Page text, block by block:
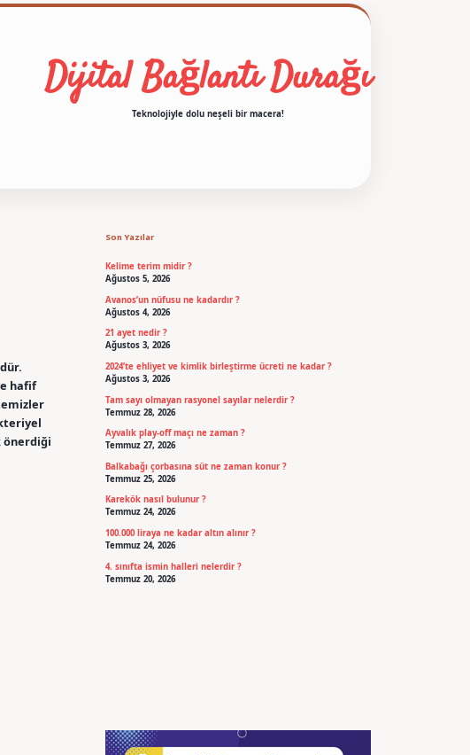
Dijital Bağlantı Durağı
Teknolojiyle dolu neşeli bir macera!
hafif
önerdiği
Son Yazılar
Kelime terim midir ?
Ağustos 5, 2026
Avanos’un nüfusu ne kadardır ?
Ağustos 4, 2026
21 ayet nedir ?
Ağustos 3, 2026
2024’te ehliyet ve kimlik birleştirme ücreti ne kadar ?
Ağustos 3, 2026
Tam sayı olmayan rasyonel sayılar nelerdir ?
Temmuz 28, 2026
Ayvalık play-off maçı ne zaman ?
Temmuz 27, 2026
Balkabağı çorbasına süt ne zaman konur ?
Temmuz 25, 2026
Karekök nasıl bulunur ?
Temmuz 24, 2026
100.000 liraya ne kadar altın alınır ?
Temmuz 24, 2026
4. sınıfta ismin halleri nelerdir ?
Temmuz 20, 2026